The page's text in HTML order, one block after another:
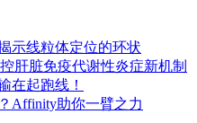
示线粒体定位的环状
肝脏免疫代谢性炎症新机制
在起跑线！
Affinity助你一臂之力